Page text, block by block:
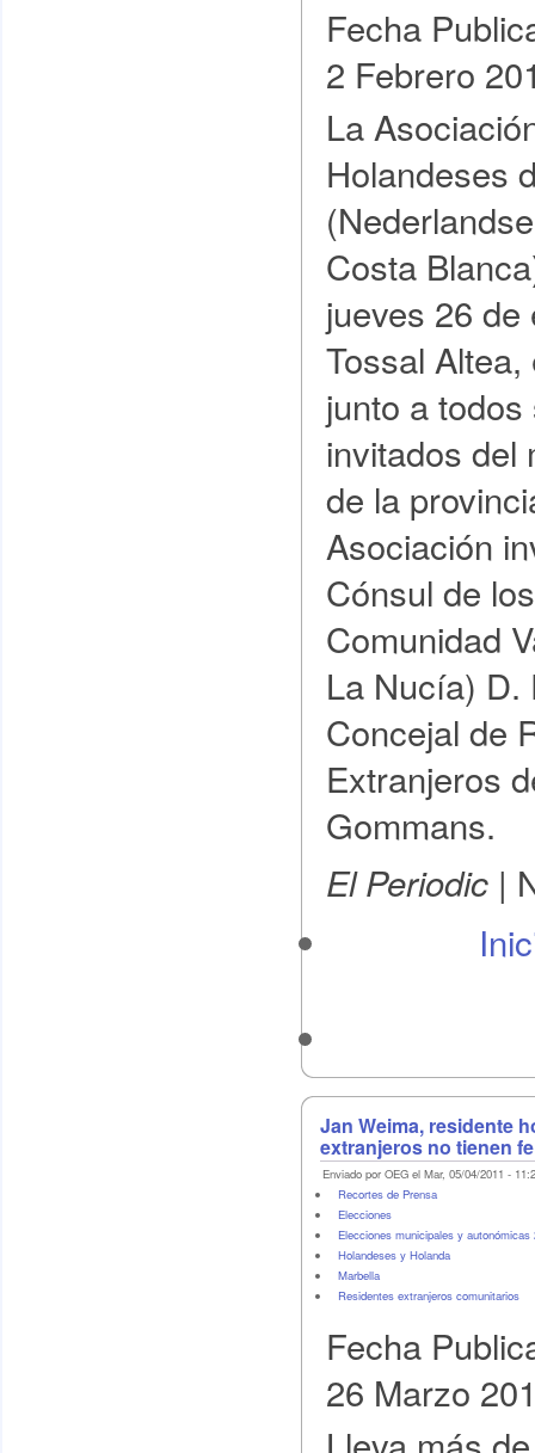
Fecha
2 Febrero
La
Holandeses
Costa
jueves 26
Tossal
junto a
invitados del
de la
Asociación
Cónsul de
Comunidad
La Nucía) D.
Concejal de
Extranjeros
Gommans.
El Periodic |
Jan Weima, residente
extranjeros no tienen
Enviado por OEG el Mar, 05/04/2011 -
Recortes de Prensa
Elecciones
Elecciones municipales y autonómicas
Holandeses y Holanda
Marbella
Residentes extranjeros comunitarios
Fecha
26 Marzo